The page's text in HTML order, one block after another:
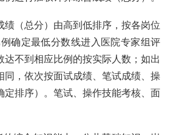
绩（总分）由高到低排序，按各岗位
确定最低分数线进入医院专家组评
达不到相应比例的按实际人数；如出
同，依次按面试成绩、笔试成绩、操
定排序）。笔试、操作技能考核、面